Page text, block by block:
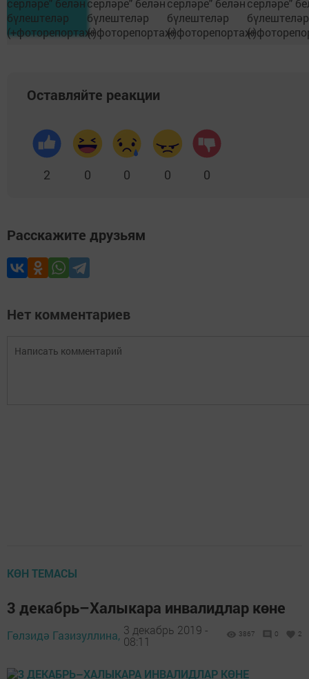
Оставляйте реакции
2 0 0 0 0
Расскажите друзьям
Нет комментариев
КӨН ТЕМАСЫ
3 декабрь–Халыкара инвалидлар көне
Гөлзидә Газизуллина, 3 декабрь 2019 -
08:11
3867 0 2